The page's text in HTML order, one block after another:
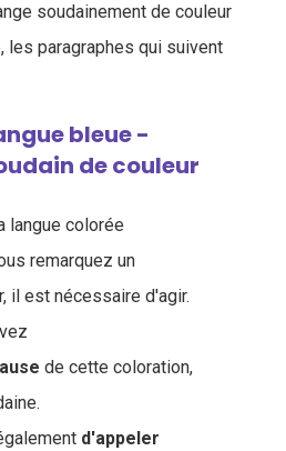
soudainement de couleur
les paragraphes qui suivent
bleue -
de couleur
langue colorée
remarquez un
il est nécessaire d'agir.
de cette coloration,
d'appeler